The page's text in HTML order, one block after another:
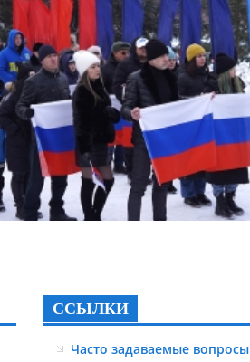
ССЫЛКИ
Часто задаваемые вопросы